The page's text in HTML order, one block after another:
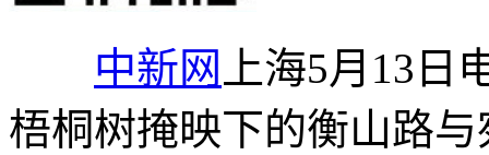
中新网 上海5月13
梧桐树掩映下的衡山路